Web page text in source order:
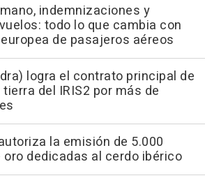
indemnizaciones y
todo lo que cambia con
de pasajeros aéreos
logra el contrato principal de
del IRIS2 por más de
la emisión de 5.000
oro dedicadas al cerdo ibérico